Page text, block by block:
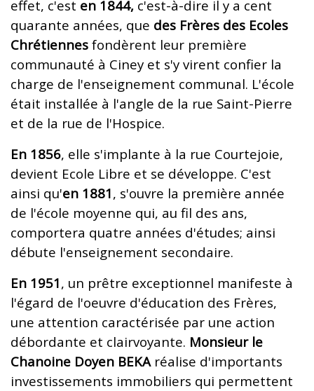
effet, c'est en 1844, c'est-à-dire il y a cent
quarante années, que des Frères des Ecoles
Chrétiennes fondèrent leur première
communauté à Ciney et s'y virent confier la
charge de l'enseignement communal. L'école
était installée à l'angle de la rue Saint-Pierre
et de la rue de l'Hospice.
En 1856, elle s'implante à la rue Courtejoie,
devient Ecole Libre et se développe. C'est
ainsi qu'en 1881, s'ouvre la première année
de l'école moyenne qui, au fil des ans,
comportera quatre années d'études; ainsi
débute l'enseignement secondaire.
En 1951, un prêtre exceptionnel manifeste à
l'égard de l'oeuvre d'éducation des Frères,
une attention caractérisée par une action
débordante et clairvoyante. Monsieur le
Chanoine Doyen BEKAréalise d'importants
investissements immobiliers qui permettent